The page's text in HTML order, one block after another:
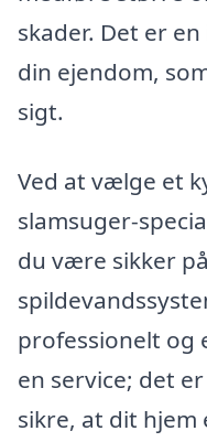
skader. Det er
din ejendom,
sigt.
Ved at vælge et
slamsuger-
du være sikker
professionelt og
en service; det
sikre, at dit hjem